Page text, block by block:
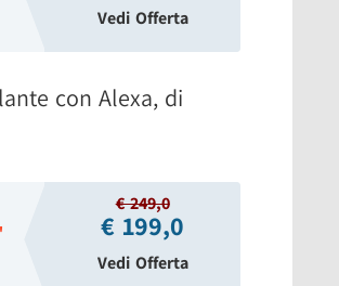
Vedi Offerta
con Alexa, di
€ 249,0
€ 199,0
Vedi Offerta